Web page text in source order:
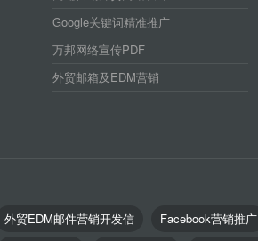
Google关键词精准推广
万邦网络宣传PDF
外贸邮箱及EDM营销
外贸EDM邮件营销开发信 Facebook营销推广